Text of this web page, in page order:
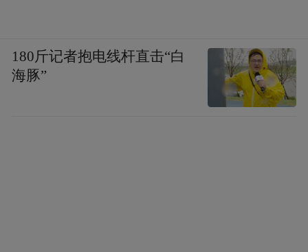
180斤记者抱电线杆直击“白
海豚”